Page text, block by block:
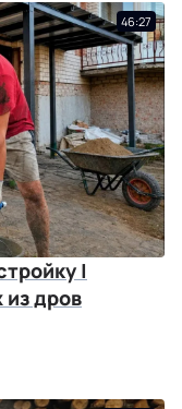
46:27
|
дров